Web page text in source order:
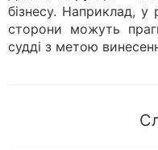
бізнесу. Наприклад, у
сторони можуть
судді з метою